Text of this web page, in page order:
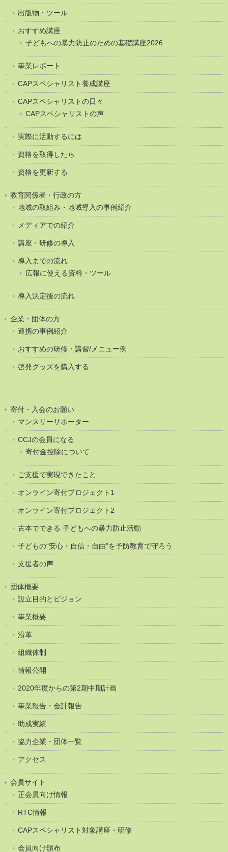
出版物・ツール
おすすめ講座
子どもへの暴力防止のための基礎講座2026
事業レポート
CAPスペシャリスト養成講座
CAPスペシャリストの日々
CAPスペシャリストの声
実際に活動するには
資格を取得したら
資格を更新する
教育関係者・行政の方
地域の取組み・地域導入の事例紹介
メディアでの紹介
講座・研修の導入
導入までの流れ
広報に使える資料・ツール
導入決定後の流れ
企業・団体の方
連携の事例紹介
おすすめの研修・講習/メニュー例
啓発グッズを購入する
寄付・入会のお願い
マンスリーサポーター
CCJの会員になる
寄付金控除について
ご支援で実現できたこと
オンライン寄付プロジェクト1
オンライン寄付プロジェクト2
古本でできる 子どもへの暴力防止活動
子どもの“安心・自信・自由”を予防教育で守ろう
支援者の声
団体概要
設立目的とビジョン
事業概要
沿革
組織体制
情報公開
2020年度からの第2期中期計画
事業報告・会計報告
助成実績
協力企業・団体一覧
アクセス
会員サイト
正会員向け情報
RTC情報
CAPスペシャリスト対象講座・研修
会員向け頒布